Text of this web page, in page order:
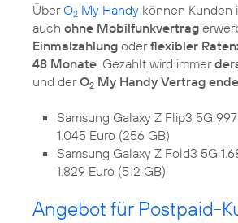
ÜberO2 My Handy können Kunden
auch ohne Mobilfunkvertrag
Einmalzahlung oderflexibler
48 Monate . Gezahlt wird immer
und derO2 My Handy Vertrag
Samsung Galaxy Z Flip3 5G
1.045 Euro (256 GB)
Samsung Galaxy Z Fold3 5G
1.829 Euro (512 GB)
Angebot für Postpaid-